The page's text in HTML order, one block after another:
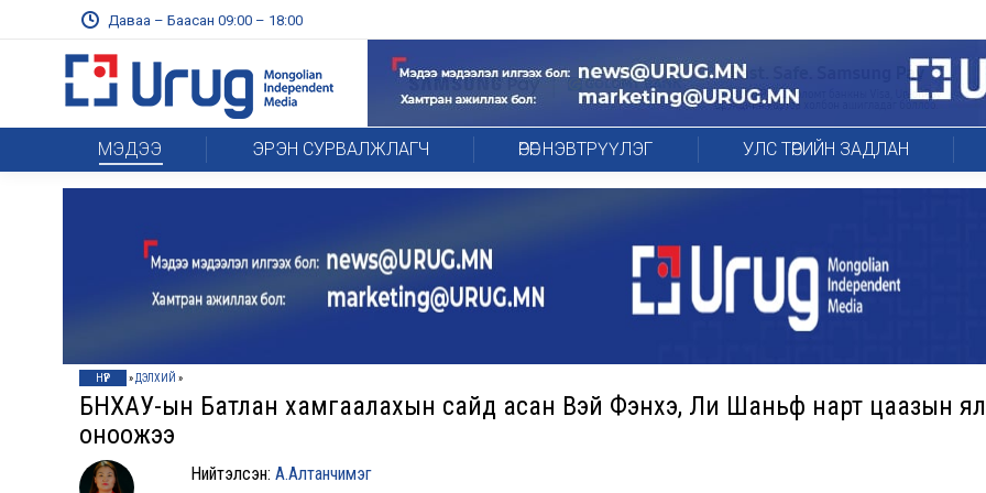
Даваа – Баасан 09:00 – 18:00
МЭДЭЭ ЭРЭН СУРВАЛЖЛАГЧ ӨРӨГ НЭВТРҮҮЛЭГ УЛС ТӨРИЙН ЗАДЛАН
НҮҮР »ДЭЛХИЙ »
БНХАУ-ын Батлан хамгаалахын сайд асан Вэй Фэнхэ, Ли Шаньфү нарт цаазын ял
оноожээ
Нийтэлсэн:А.Алтанчимэг